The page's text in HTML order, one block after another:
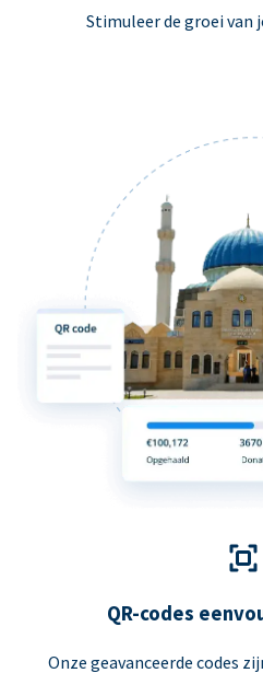
Stimuleer de groei van
QR-codes
Onze geavanceerde codes